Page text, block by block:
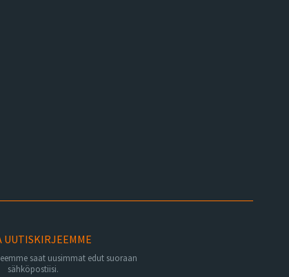
UUTISKIRJEEMME
saat uusimmat edut suoraan
sähköpostiisi.